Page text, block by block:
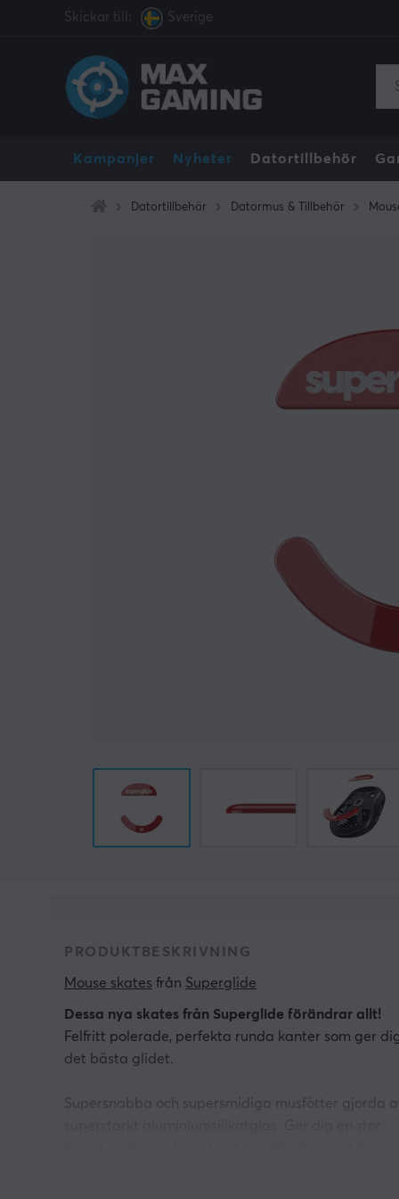
Skickar till: Sverige
Kampanjer Nyheter Datortillbehör
Datortillbehör Datormus & Tillbehör
PRODUKTBESKRIVNING
Mouse skates från Superglide
Dessa nya skates från Superglide förändrar allt!
Felfritt polerade, perfekta runda kanter som ger
det bästa glidet.
Supersnabba och supersmidiga musfötter gjorda